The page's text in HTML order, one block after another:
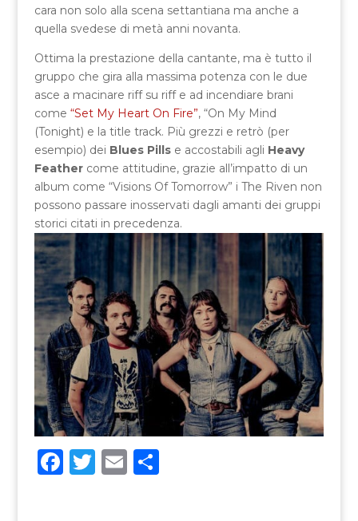
cara non solo alla scena settantiana ma anche a
quella svedese di metà anni novanta.
Ottima la prestazione della cantante, ma è tutto il
gruppo che gira alla massima potenza con le due
asce a macinare riff su riff e ad incendiare brani
come “Set My Heart On Fire”, “On My Mind
(Tonight) e la title track. Più grezzi e retrò (per
esempio) dei Blues Pillse accostabili agli Heavy
Feathercome attitudine, grazie all’impatto di un
album come “Visions Of Tomorrow” i The Riven non
possono passare inosservati dagli amanti dei gruppi
storici citati in precedenza.
F T E C